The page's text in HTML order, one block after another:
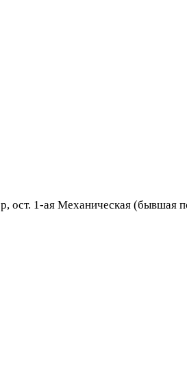
ост. 1-ая Механическая (бывшая